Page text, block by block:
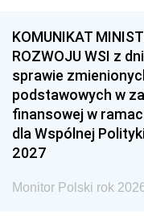
KOMUNIKAT
ROZWOJU WSI z
sprawie
podstawowych w
finansowej w
dla Wspólnej
2027
Monitor Polski rok